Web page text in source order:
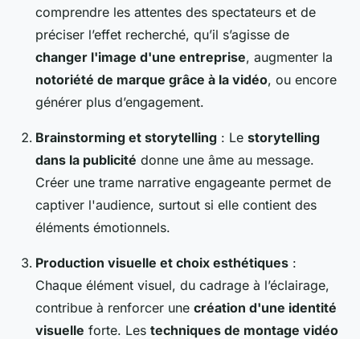
comprendre les attentes des spectateurs et de
préciser l’effet recherché, qu’il s’agisse de
changer l'image d'une entreprise, augmenter la
notoriété de marque grâce à la vidéo, ou encore
générer plus d’engagement.
Brainstorming et storytelling : Le storytelling
dans la publicité donne une âme au message.
Créer une trame narrative engageante permet de
captiver l'audience, surtout si elle contient des
éléments émotionnels.
Production visuelle et choix esthétiques :
Chaque élément visuel, du cadrage à l’éclairage,
contribue à renforcer une création d'une identité
visuelle forte. Les techniques de montage vidéo